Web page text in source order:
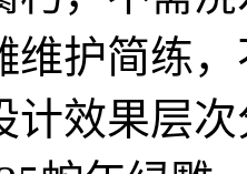
维护简练
计效果层